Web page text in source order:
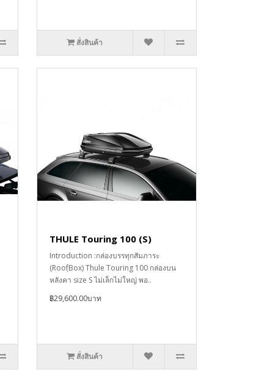
สั่งสินค้า
THULE Touring 100 (S)
Introduction :กล่องบรรทุกสัมภาระ
(RoofฺBox) Thule Touring 100 กล่องบน
หลังคา size S ไม่เล็กไม่ใหญ่ พอ..
฿29,600.00บาท
สั่งสินค้า